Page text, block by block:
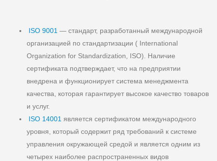
ISO 9001 — стандарт, разработанный международной
организацией по стандартизации ( International
Organization for Standardization, ISO). Наличие
сертификата подтверждает, что на предприятии
внедрена и функционирует система менеджмента
качества, которая гарантирует высокое качество товаров
и услуг.
ISO 14001 является сертификатом международного
уровня, который содержит ряд требований к системе
управления окружающей средой и является одним из
четырех наиболее распространенных видов